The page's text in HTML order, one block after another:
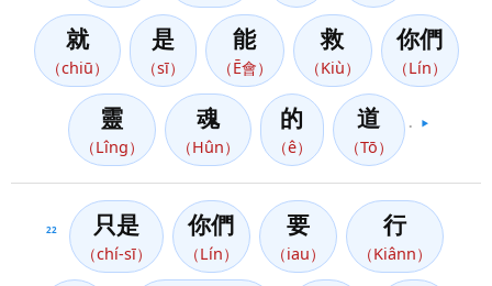
就
（chiū）
是
（sī）
能
（Ē會）
救
（Kiù）
你們
（Lín）
靈
（Lîng）
魂
（Hûn）
的
（ê）
道
（Tō）
▶️
22 只是
（chí-sī）
你們
（Lín）
要
（iau）
行
（Kiânn）